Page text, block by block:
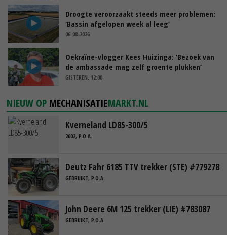
Droogte veroorzaakt steeds meer problemen:
‘Bassin afgelopen week al leeg’
06-08-2026
Oekraïne-vlogger Kees Huizinga: ‘Bezoek van
de ambassade mag zelf groente plukken’
GISTEREN, 12:00
NIEUW OP MECHANISATIEMARKT.NL
Kverneland LD85-300/5
2002, P.O.A.
Deutz Fahr 6185 TTV trekker (STE) #779278
GEBRUIKT, P.O.A.
John Deere 6M 125 trekker (LIE) #783087
GEBRUIKT, P.O.A.